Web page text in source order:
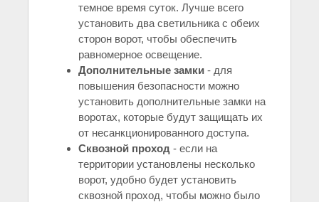
темное время суток. Лучше всего
установить два светильника с обеих
сторон ворот, чтобы обеспечить
равномерное освещение.
Дополнительные замки - для
повышения безопасности можно
установить дополнительные замки на
воротах, которые будут защищать их
от несанкционированного доступа.
Сквозной проход - если на
территории установлены несколько
ворот, удобно будет установить
сквозной проход, чтобы можно было